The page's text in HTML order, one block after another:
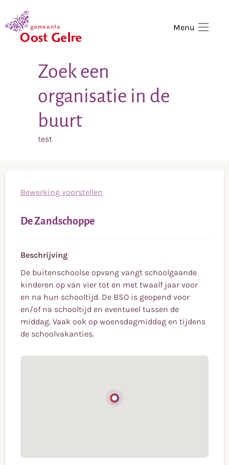
Menu
Zoek een
organisatie in de
buurt
test
Bewerking voorstellen
De Zandschoppe
Beschrijving
De buitenschoolse opvang vangt schoolgaande
kinderen op van vier tot en met twaalf jaar voor
en na hun schooltijd. De BSO is geopend voor
en/of na schooltijd en eventueel tussen de
middag. Vaak ook op woensdagmiddag en tijdens
de schoolvakanties.